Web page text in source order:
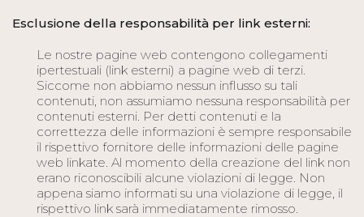
Esclusione della responsabilità per link esterni:
Le nostre pagine web contengono collegamenti
ipertestuali (link esterni) a pagine web di terzi.
Siccome non abbiamo nessun influsso su tali
contenuti, non assumiamo nessuna responsabilità per
contenuti esterni. Per detti contenuti e la
correttezza delle informazioni è sempre responsabile
il rispettivo fornitore delle informazioni delle pagine
web linkate. Al momento della creazione del link non
erano riconoscibili alcune violazioni di legge. Non
appena siamo informati su una violazione di legge, il
rispettivo link sarà immediatamente rimosso.